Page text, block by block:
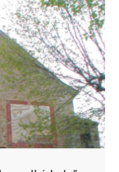
ancienne
conférencière.